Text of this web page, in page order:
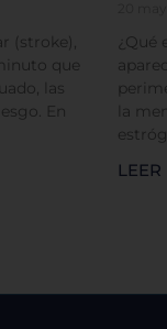
(stroke),
que
las
En
¿Qué
la
LEER